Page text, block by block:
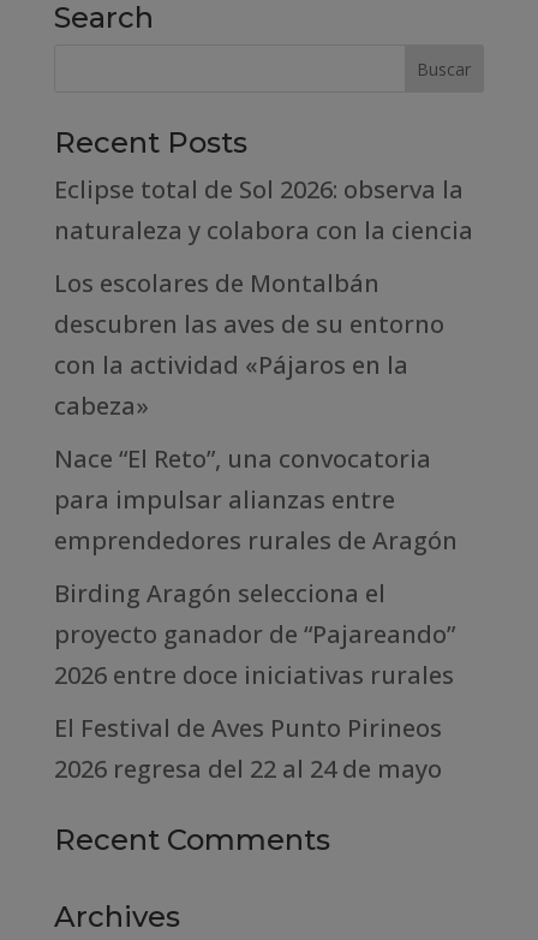
Search
Recent Posts
Eclipse total de Sol 2026: observa la
naturaleza y colabora con la ciencia
Los escolares de Montalbán
descubren las aves de su entorno
con la actividad «Pájaros en la
cabeza»
Nace “El Reto”, una convocatoria
para impulsar alianzas entre
emprendedores rurales de Aragón
Birding Aragón selecciona el
proyecto ganador de “Pajareando”
2026 entre doce iniciativas rurales
El Festival de Aves Punto Pirineos
2026 regresa del 22 al 24 de mayo
Recent Comments
Archives